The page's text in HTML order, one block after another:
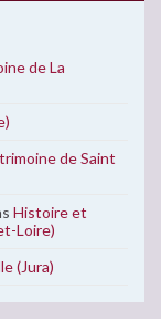
de La
de Saint
Histoire et
Loire)
(Jura)